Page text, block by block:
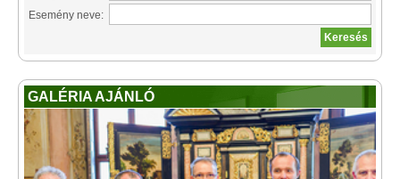
Esemény neve:
GALÉRIA AJÁNLÓ